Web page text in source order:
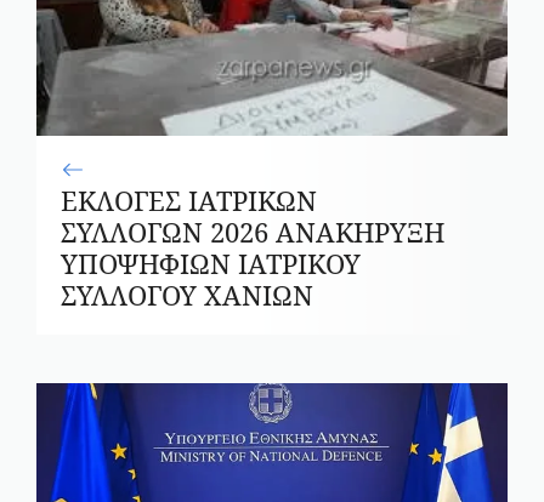
ΕΚΛΟΓΕΣ ΙΑΤΡΙΚΩΝ
ΣΥΛΛΟΓΩΝ 2026 ΑΝΑΚΗΡΥΞΗ
ΥΠΟΨΗΦΙΩΝ ΙΑΤΡΙΚΟΥ
ΣΥΛΛΟΓΟΥ ΧΑΝΙΩΝ